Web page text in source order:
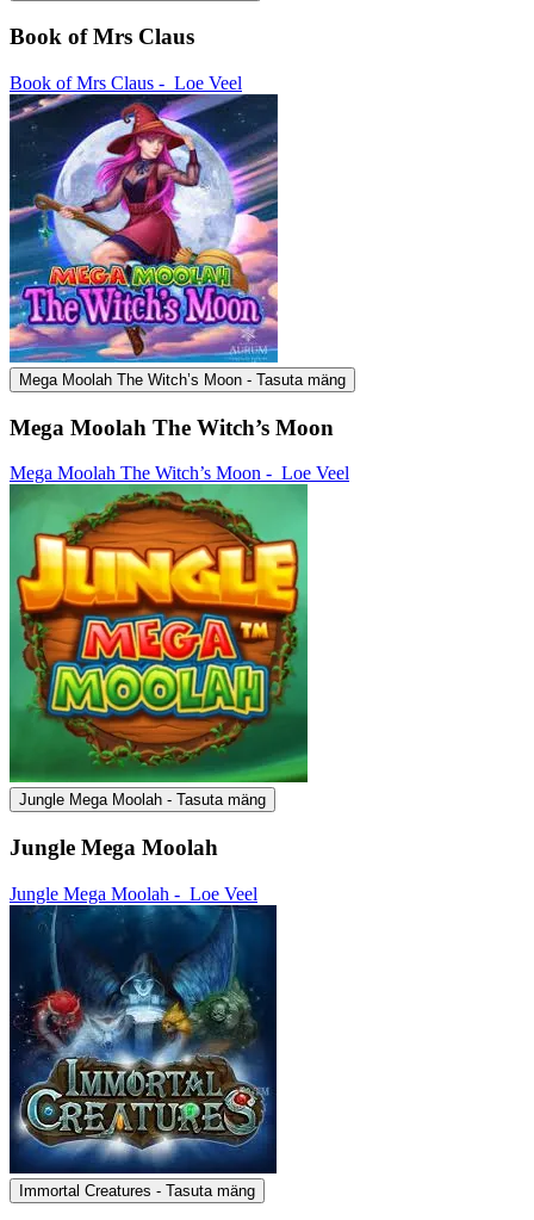
Book of Mrs Claus
Book of Mrs Claus - Loe Veel
Mega Moolah The Witch’s Moon - Tasuta mäng
Mega Moolah The Witch’s Moon
Mega Moolah The Witch’s Moon - Loe Veel
Jungle Mega Moolah - Tasuta mäng
Jungle Mega Moolah
Jungle Mega Moolah - Loe Veel
Immortal Creatures - Tasuta mäng